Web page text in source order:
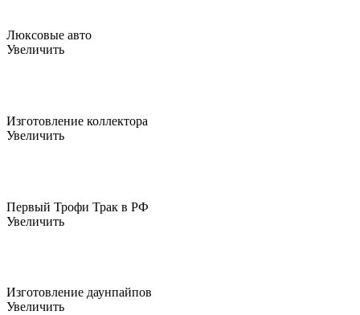
Люксовые авто
Увеличить
Изготовление коллектора
Увеличить
Первый Трофи Трак в РФ
Увеличить
Изготовление даунпайпов
Увеличить